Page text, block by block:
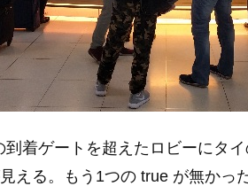
到着ゲートを超えたロビーにタ
える。もう1つの true が無かっ